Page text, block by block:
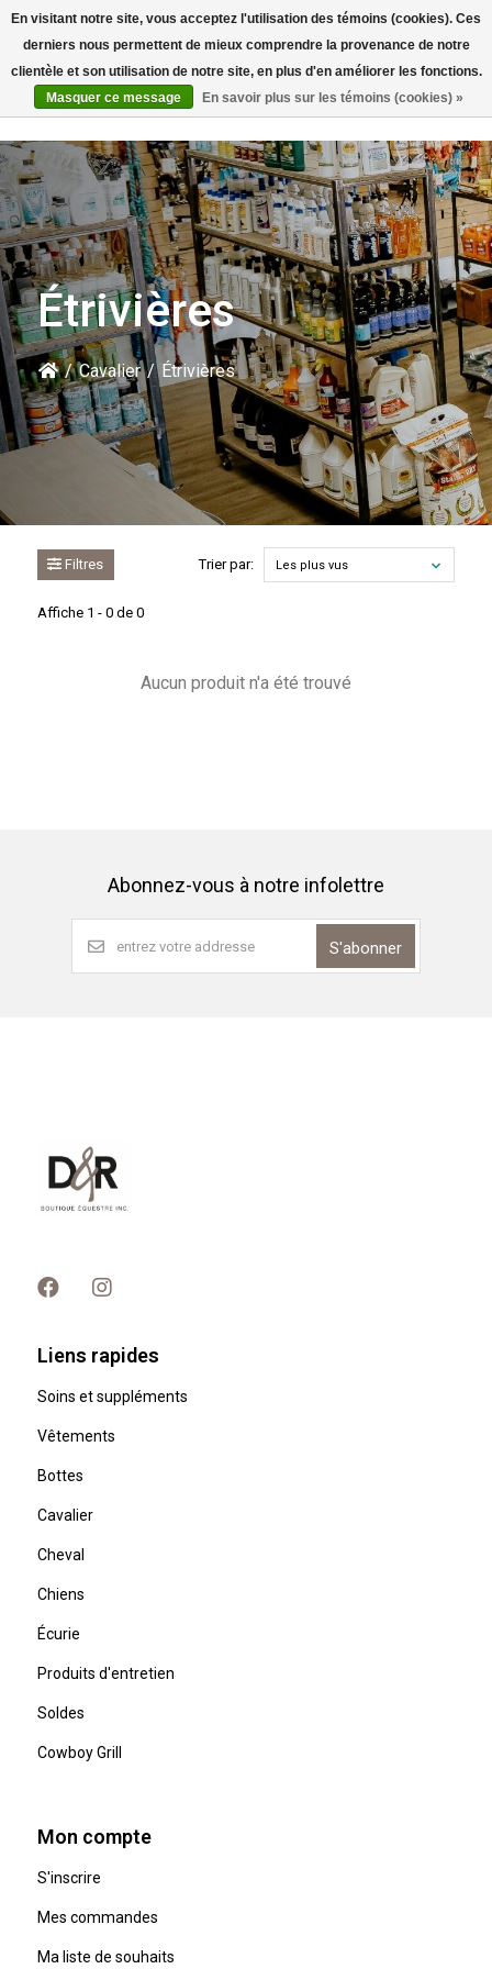
Rechercher
Étrivières
/ Cavalier / Étrivières
Filtres
Affiche 1 - 0 de 0
Trier par: Les plus vus
Aucun produit n'a été trouvé
Abonnez-vous à notre infolettre
S'abonner
Liens rapides
Soins et suppléments
Vêtements
Bottes
Cavalier
Cheval
Chiens
Écurie
Produits d'entretien
Soldes
Cowboy Grill
Mon compte
S'inscrire
Mes commandes
Ma liste de souhaits
En visitant notre site, vous acceptez l'utilisation des témoins (cookies). Ces
derniers nous permettent de mieux comprendre la provenance de notre
clientèle et son utilisation de notre site, en plus d'en améliorer les fonctions.
Masquer ce message
En savoir plus sur les témoins (cookies) »